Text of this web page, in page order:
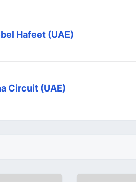
Hafeet (UAE)
Circuit (UAE)